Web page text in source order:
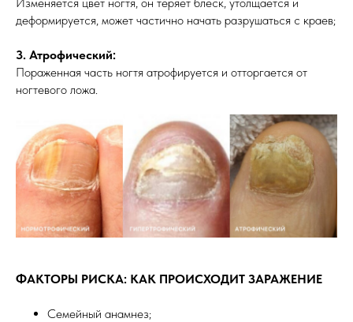
деформируется, может частично начать разрушаться с краев;
3. Атрофический:
Пораженная часть ногтя атрофируется и отторгается от
ногтевого ложа.
ФАКТОРЫ РИСКА: КАК ПРОИСХОДИТ ЗАРАЖЕНИЕ
Семейный анамнез;